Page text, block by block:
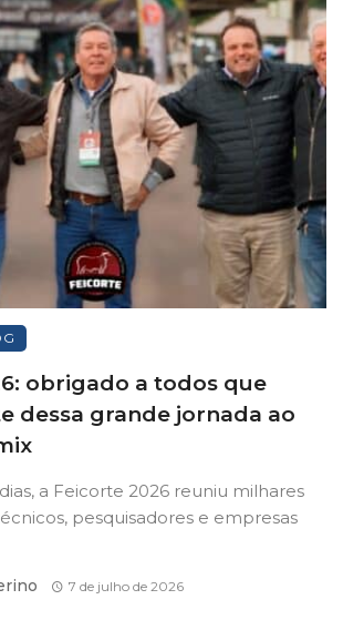
obrigado a todos que
dessa grande jornada ao
a Feicorte 2026 reuniu milhares
pesquisadores e empresas
7 de julho de 2026